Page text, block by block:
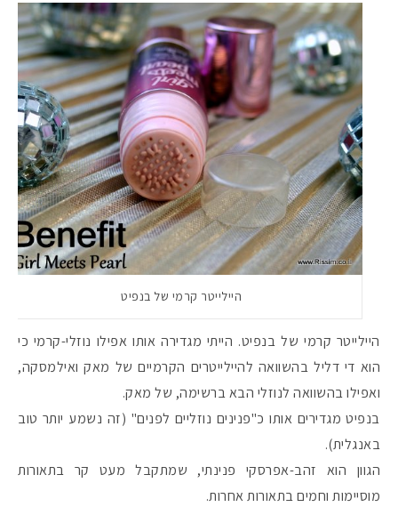
היילייטר קרמי של בנפיט
היילייטר קרמי של בנפיט. הייתי מגדירה אותו אפילו נוזלי-קרמי כי
הוא די דליל בהשוואה להיילייטרים הקרמיים של מאק ואילמסקה,
ואפילו בהשוואה לנוזלי הבא ברשימה, של מאק.
בנפיט מגדירים אותו כ"פנינים נוזליים לפנים" (זה נשמע יותר טוב
באנגלית).
הגוון הוא זהב-אפרסקי פנינתי, שמתקבל מעט קר בתאורות
מוסיימות וחמים בתאורות אחרות.